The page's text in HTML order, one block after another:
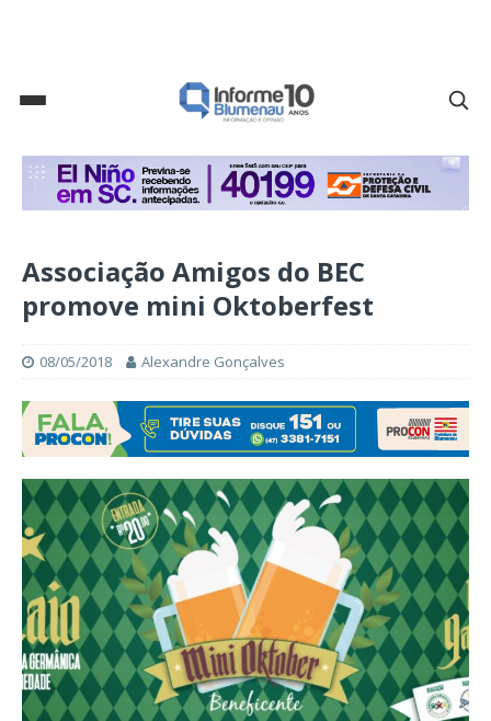
Associação Amigos do BEC
promove mini Oktoberfest
08/05/2018 Alexandre Gonçalves